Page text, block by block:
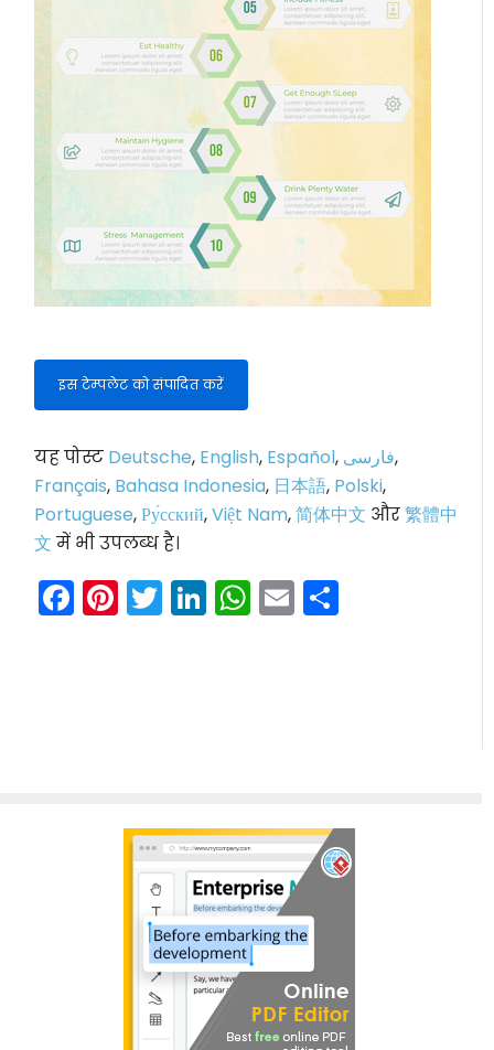
इस टेम्पलेट को संपादित करें
यह पोस्ट Deutsche, English, Español, فارسی,
Français, Bahasa Indonesia, 日本語, Polski,
Portuguese,Ру́сский,Việt Nam,简体中文 और繁體中
文 में भी उपलब्ध है।
Facebook
Pinterest
Twitter
LinkedIn
WhatsApp
Email